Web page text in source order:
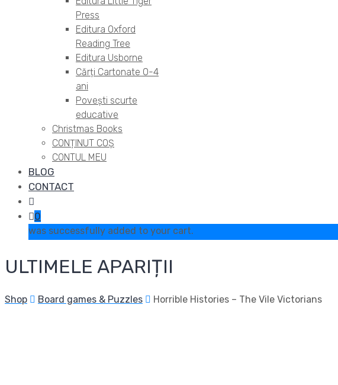
Press
Editura Oxford
Reading Tree
Editura Usborne
Cărți Cartonate 0-4
ani
Povești scurte
educative
Christmas Books
CONȚINUT COȘ
CONTUL MEU
BLOG
CONTACT
0
was successfully added to your cart.
ULTIMELE APARIȚII
Shop Board games & Puzzles Horrible Histories – The Vile Victorians